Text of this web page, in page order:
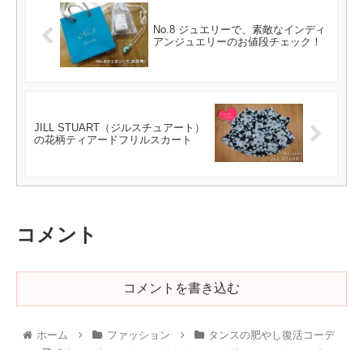
No.8 ジュエリーで、素敵なインディ
アンジュエリーのお値段チェック！
JILL STUART（ジルスチュアート）
の花柄ティアードフリルスカート
コメント
コメントを書き込む
ホーム ファッション
タンスの肥やし復活コーデ